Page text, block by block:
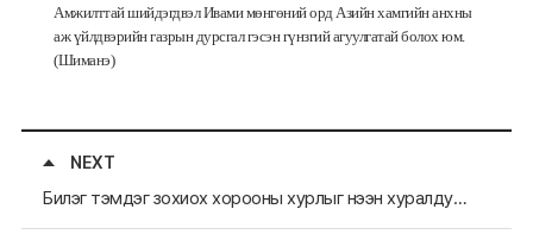
Амжилттайшийдэгдвэл Ивами мөнгөнийорд Азийнхамгийнанхны
аж үйлдвэрийнгазрын дурсгал гэсэн гүнзгий агуулгатайболохюм.
(Шиманэ)
NEXT
Билэг тэмдэг зохиох хорооны хурлыг нээн хуралдуулах